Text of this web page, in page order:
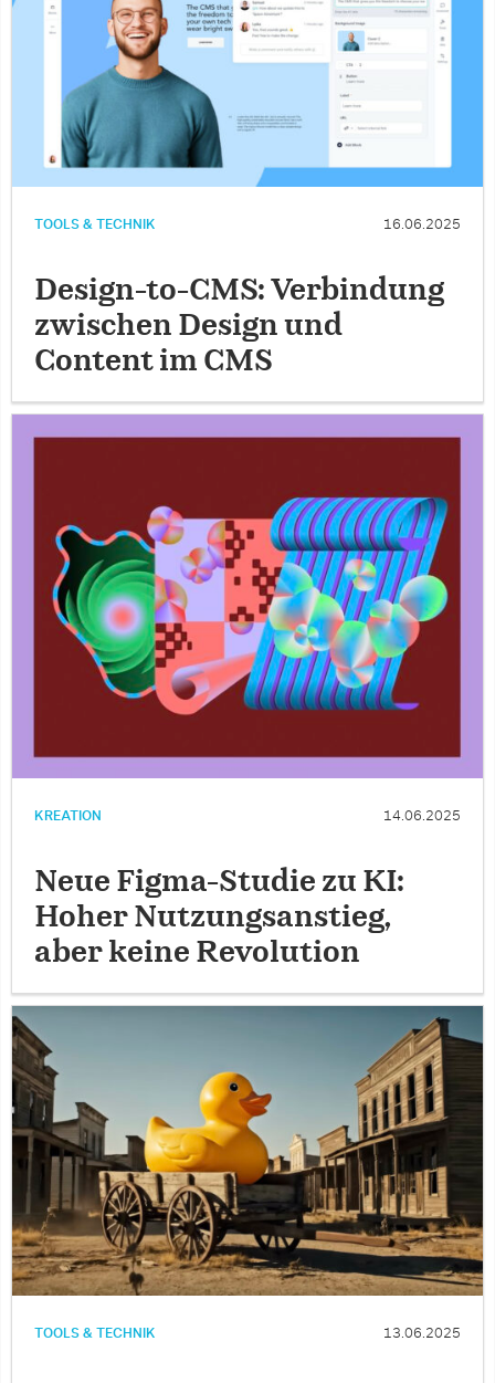
TOOLS & TECHNIK 16.06.2025
Design-to-CMS: Verbindung
zwischen Design und
Content im CMS
KREATION 14.06.2025
Neue Figma-Studie zu KI:
Hoher Nutzungsanstieg,
aber keine Revolution
TOOLS & TECHNIK 13.06.2025